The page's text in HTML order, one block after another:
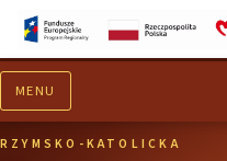
MENU
RZYMSKO-KATOLICKA